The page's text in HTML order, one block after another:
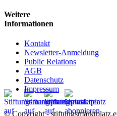
Weitere
Informationen
Kontakt
Newsletter-Anmeldung
Public Relations
AGB
Datenschutz
Impressum
© Copyright -